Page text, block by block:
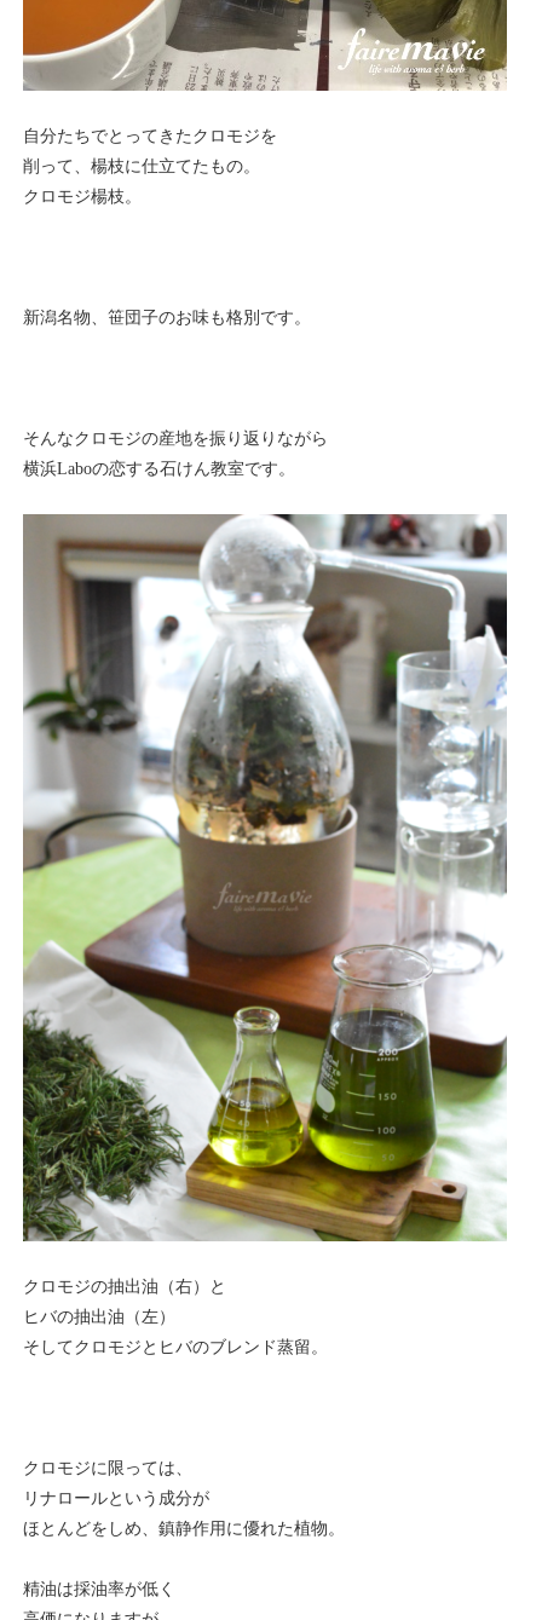
自分たちでとってきたクロモジを
削って、楊枝に仕立てたもの。
クロモジ楊枝。
新潟名物、笹団子のお味も格別です。
そんなクロモジの産地を振り返りながら
横浜Laboの恋する石けん教室です。
クロモジの抽出油（右）と
ヒバの抽出油（左）
そしてクロモジとヒバのブレンド蒸留。
クロモジに限っては、
リナロールという成分が
ほとんどをしめ、鎮静作用に優れた植物。
精油は採油率が低く